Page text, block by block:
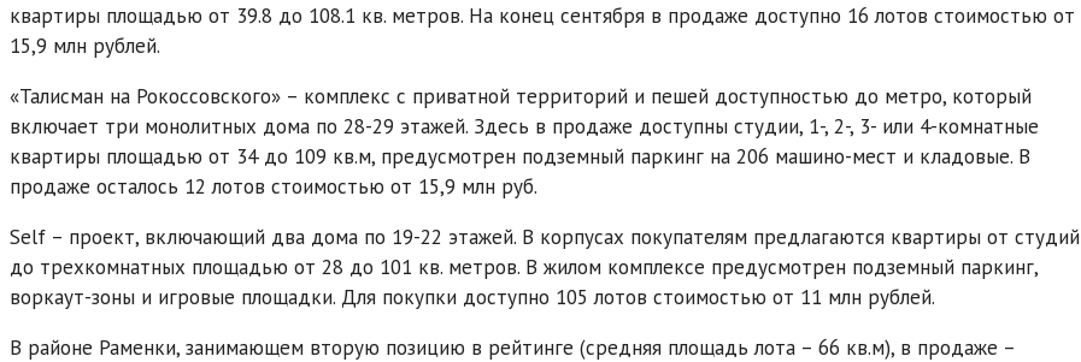
квартиры площадью от 39.8 до 108.1 кв. метров. На конец сентября в продаже доступно 16 лотов стоимостью от
15,9 млн рублей.
«Талисман на Рокоссовского» – комплекс с приватной территорий и пешей доступностью до метро, который
включает три монолитных дома по 28-29 этажей. Здесь в продаже доступны студии, 1-, 2-, 3- или 4-комнатные
квартиры площадью от 34 до 109 кв.м, предусмотрен подземный паркинг на 206 машино-мест и кладовые. В
продаже осталось 12 лотов стоимостью от 15,9 млн руб.
Self – проект, включающий два дома по 19-22 этажей. В корпусах покупателям предлагаются квартиры от студий
до трехкомнатных площадью от 28 до 101 кв. метров. В жилом комплексе предусмотрен подземный паркинг,
воркаут-зоны и игровые площадки. Для покупки доступно 105 лотов стоимостью от 11 млн рублей.
В районе Раменки, занимающем вторую позицию в рейтинге (средняя площадь лота – 66 кв.м), в продаже –